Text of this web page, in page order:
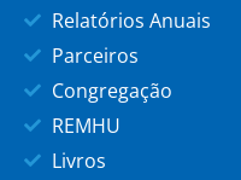
Relatórios Anuais
Parceiros
Congregação
REMHU
Livros